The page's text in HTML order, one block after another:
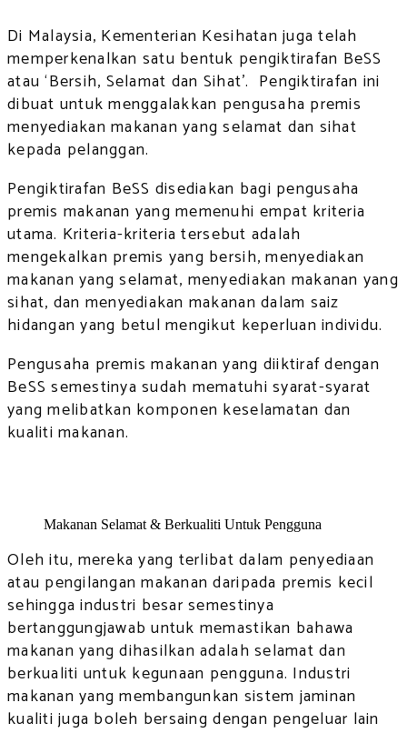
Di Malaysia, Kementerian Kesihatan juga telah
memperkenalkan satu bentuk pengiktirafan BeSS
atau ‘Bersih, Selamat dan Sihat’. Pengiktirafan ini
dibuat untuk menggalakkan pengusaha premis
menyediakan makanan yang selamat dan sihat
kepada pelanggan.
Pengiktirafan BeSS disediakan bagi pengusaha
premis makanan yang memenuhi empat kriteria
utama. Kriteria-kriteria tersebut adalah
mengekalkan premis yang bersih, menyediakan
makanan yang selamat, menyediakan makanan yang
sihat, dan menyediakan makanan dalam saiz
hidangan yang betul mengikut keperluan individu.
Pengusaha premis makanan yang diiktiraf dengan
BeSS semestinya sudah mematuhi syarat-syarat
yang melibatkan komponen keselamatan dan
kualiti makanan.
Makanan Selamat & Berkualiti Untuk Pengguna
Oleh itu, mereka yang terlibat dalam penyediaan
atau pengilangan makanan daripada premis kecil
sehingga industri besar semestinya
bertanggungjawab untuk memastikan bahawa
makanan yang dihasilkan adalah selamat dan
berkualiti untuk kegunaan pengguna. Industri
makanan yang membangunkan sistem jaminan
kualiti juga boleh bersaing dengan pengeluar lain